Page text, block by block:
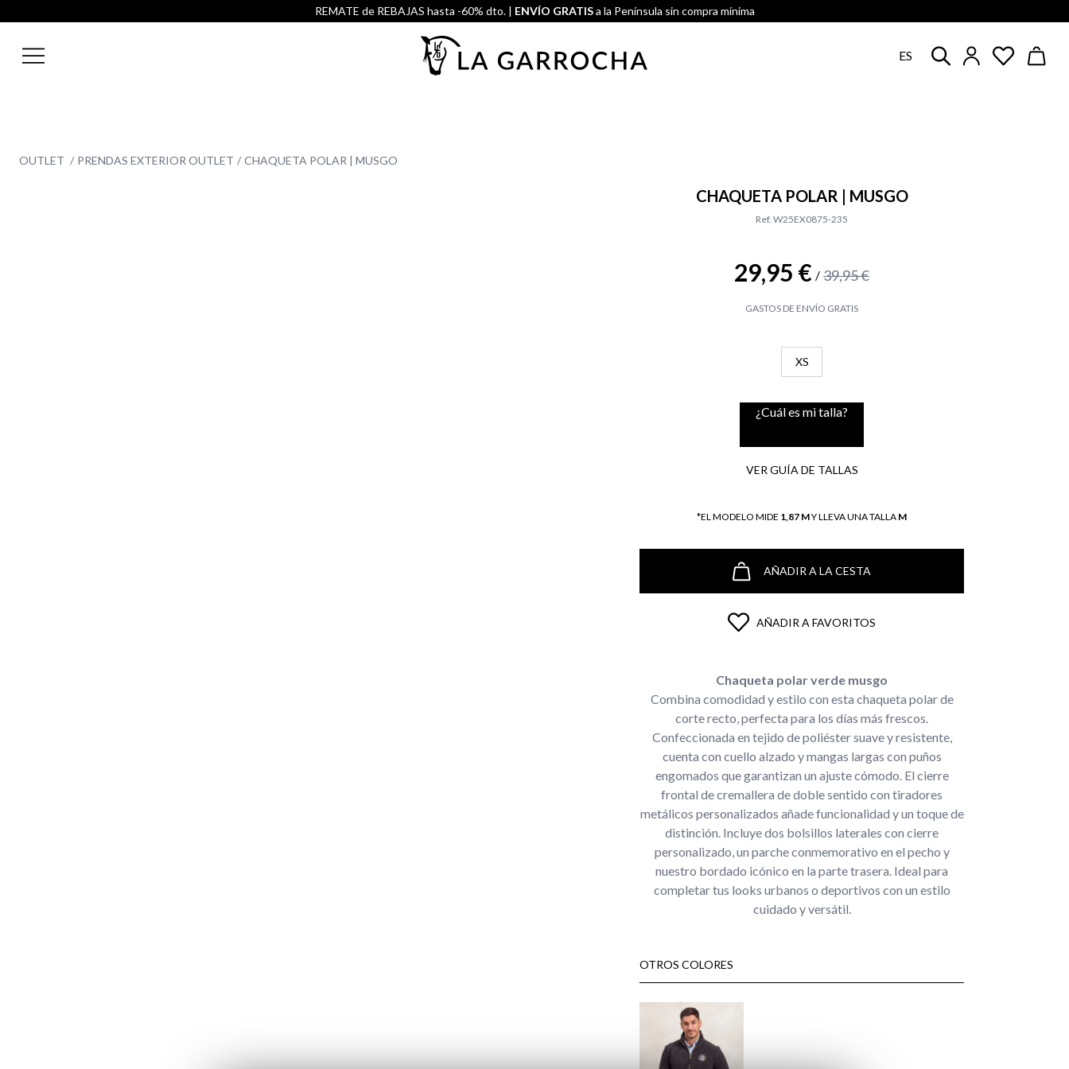
REMATE de REBAJAS hasta -60% dto. | ENVÍO GRATISa la Península sin compra mínima
ES
OUTLET PRENDAS EXTERIOR OUTLET CHAQUETA POLAR | MUSGO
CHAQUETA POLAR | MUSGO
Ref. W25EX0875-235
29,95 € / 39,95 €
GASTOS DE ENVÍO GRATIS
XS
¿Cuál es mi talla?
VER GUÍA DE TALLAS
*EL MODELO MIDE 1,87 MY LLEVA UNA TALLA M
AÑADIR A LA CESTA
AÑADIR A FAVORITOS
Chaqueta polar verde musgo
Combina comodidad y estilo con esta chaqueta polar de
corte recto, perfecta para los días más frescos.
Confeccionada en tejido de poliéster suave y resistente,
cuenta con cuello alzado y mangas largas con puños
engomados que garantizan un ajuste cómodo. El cierre
frontal de cremallera de doble sentido con tiradores
metálicos personalizados añade funcionalidad y un toque de
distinción. Incluye dos bolsillos laterales con cierre
personalizado, un parche conmemorativo en el pecho y
nuestro bordado icónico en la parte trasera. Ideal para
completar tus looks urbanos o deportivos con un estilo
cuidado y versátil.
OTROS COLORES